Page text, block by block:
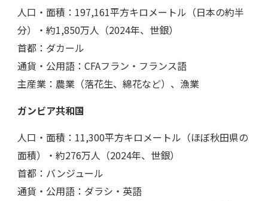
人口・面積：197,161平方キロメートル（日本の約半
分）・約1,850万人（2024年、世銀）
首都：ダカール
通貨・公用語：CFAフラン・フランス語
主産業：農業（落花生、綿花など）、漁業
ガンビア共和国
人口・面積：11,300平方キロメートル（ほぼ秋田県の
面積）・約276万人（2024年、世銀）
首都：バンジュール
通貨・公用語：ダラシ・英語